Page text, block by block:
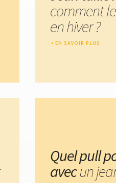
comment
en hiver ?
EN SAVOIR PLUS
Quel pull
avecun